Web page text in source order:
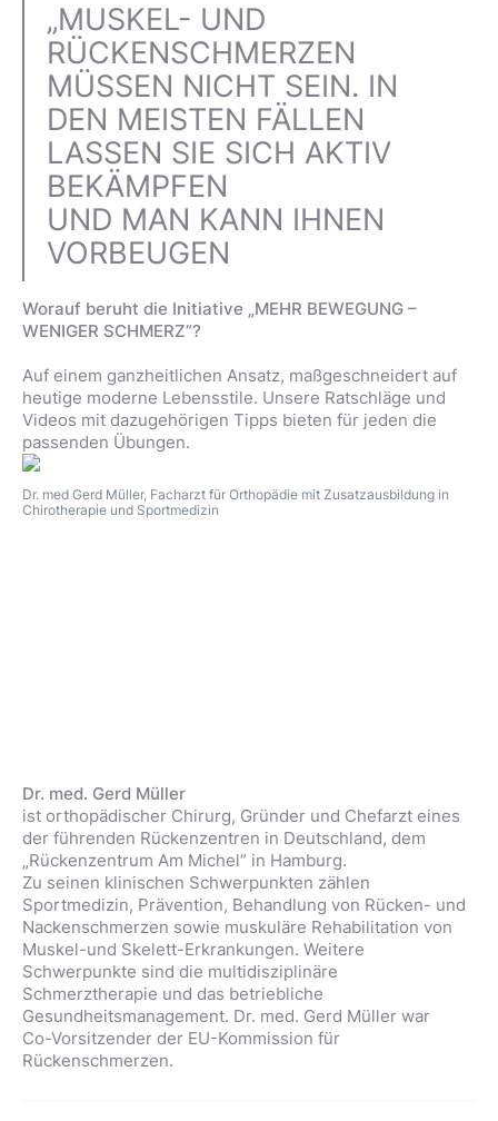
Dr. med Gerd Müller, Facharzt für Orthopädie mit Zusatzausbildung in
Chirotherapie und Sportmedizin
„MUSKEL- UND
RÜCKENSCHMERZEN
MÜSSEN NICHT SEIN. IN
DEN MEISTEN FÄLLEN
LASSEN SIE SICH AKTIV
BEKÄMPFEN
UND MAN KANN IHNEN
VORBEUGEN
Worauf beruht die Initiative „MEHR BEWEGUNG –
WENIGER SCHMERZ”?
Auf einem ganzheitlichen Ansatz, maßgeschneidert auf
heutige moderne Lebensstile. Unsere Ratschläge und
Videos mit dazugehörigen Tipps bieten für jeden die
passenden Übungen.
Dr. med. Gerd Müller
ist orthopädischer Chirurg, Gründer und Chefarzt eines
der führenden Rückenzentren in Deutschland, dem
„Rückenzentrum Am Michel” in Hamburg.
Zu seinen klinischen Schwerpunkten zählen
Sportmedizin, Prävention, Behandlung von Rücken- und
Nackenschmerzen sowie muskuläre Rehabilitation von
Muskel-und Skelett-Erkrankungen. Weitere
Schwerpunkte sind die multidisziplinäre
Schmerztherapie und das betriebliche
Gesundheitsmanagement. Dr. med. Gerd Müller war
Co-Vorsitzender der EU-Kommission für
Rückenschmerzen.